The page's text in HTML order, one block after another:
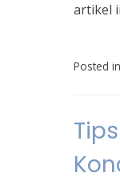
artikel
Posted in